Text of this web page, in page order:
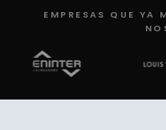
EMPRESAS QUE YA